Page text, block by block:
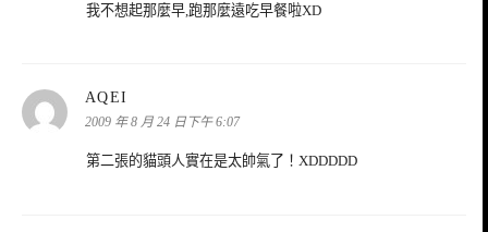
我不想起那麼早,跑那麼遠吃早餐啦XD
AQEI
示:
2009 年 8 月 24 日下午 6:07
第二張的貓頭人實在是太帥氣了！XDDDDD